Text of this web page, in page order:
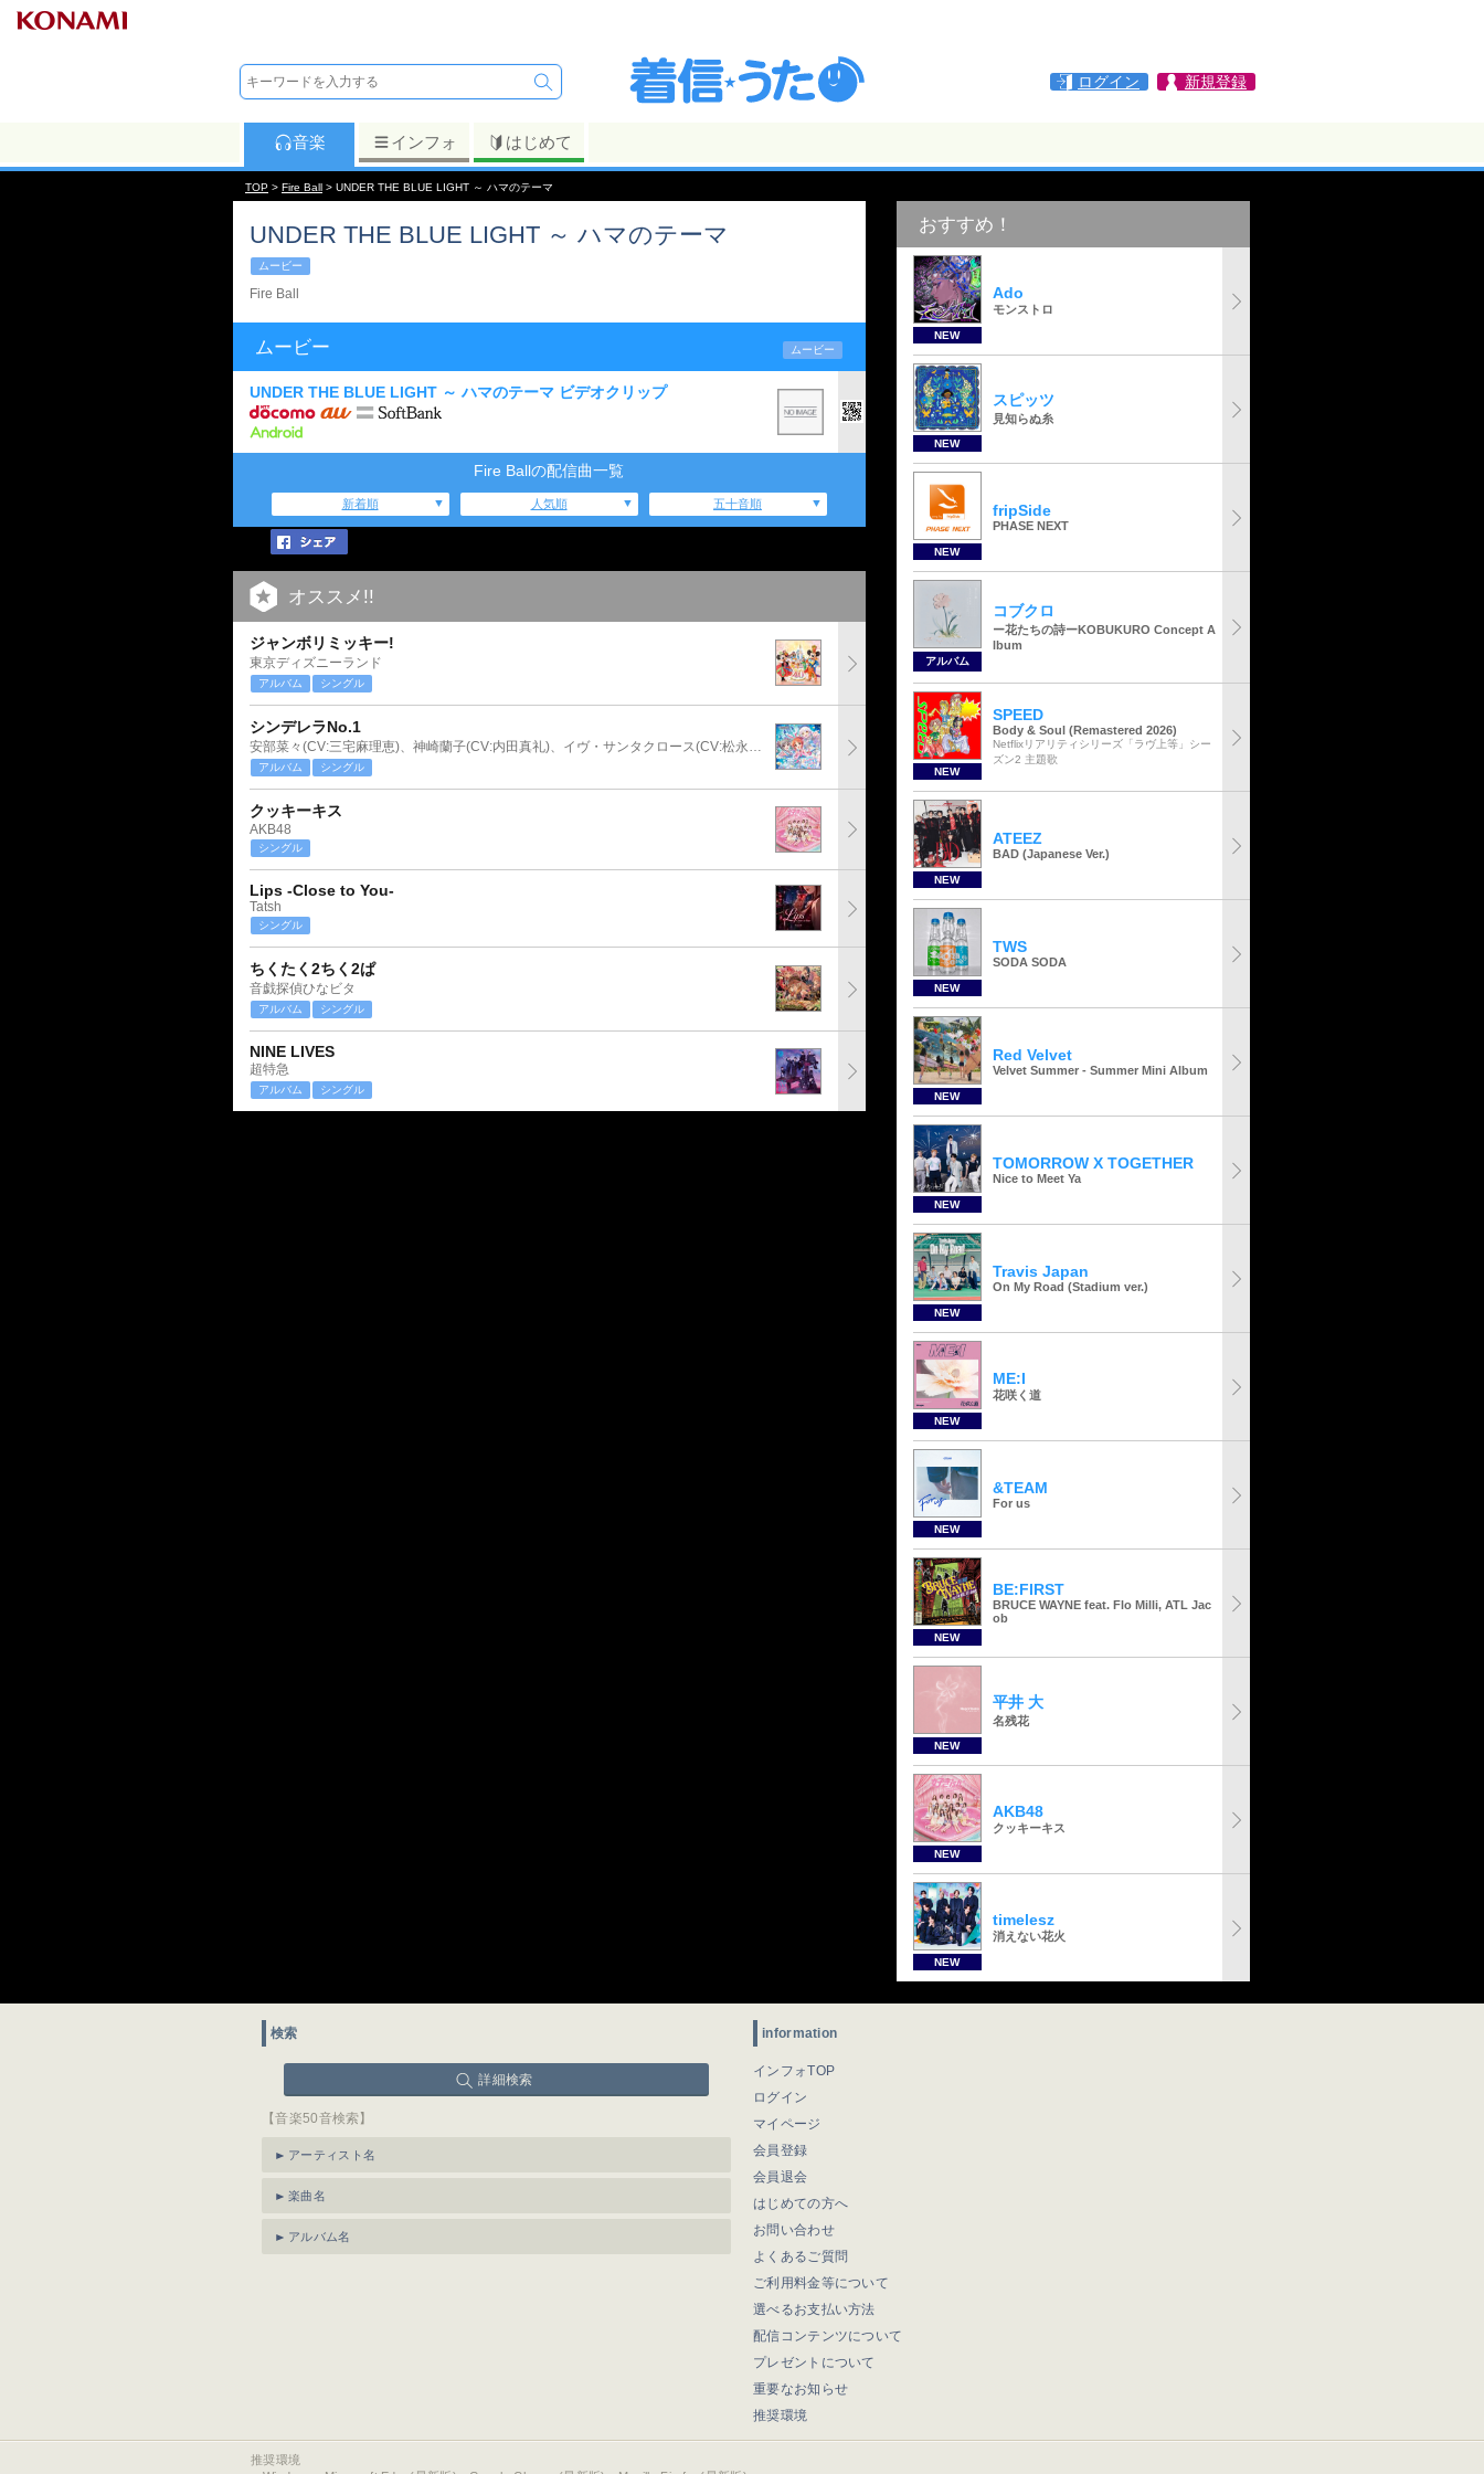
ログイン 新規登録
音楽 インフォ はじめて
TOP > Fire Ball > UNDER THE BLUE LIGHT ～ ハマのテーマ
UNDER THE BLUE LIGHT ～ ハマのテーマ
ムービー
Fire Ball
ムービー ムービー
UNDER THE BLUE LIGHT ～ ハマのテーマ ビデオクリップ
Fire Ballの配信曲一覧
新着順 人気順 五十音順
オススメ!!
ジャンボリミッキー!
東京ディズニーランド
アルバム シングル
シンデレラNo.1
安部菜々(CV:三宅麻理恵)、神崎蘭子(CV:内田真礼)、イヴ・サンタクロース(CV:松永あかね)
アルバム シングル
クッキーキス
AKB48
シングル
Lips -Close to You-
Tatsh
シングル
ちくたく2ちく2ぱ
音戯探偵ひなビタ
アルバム シングル
NINE LIVES
超特急
アルバム シングル
おすすめ！
NEW
Ado
モンストロ
NEW
スピッツ
見知らぬ糸
NEW
fripSide
PHASE NEXT
アルバム
コブクロ
ー花たちの詩ーKOBUKURO Concept A
lbum
NEW
SPEED
Body & Soul (Remastered 2026)
Netflixリアリティシリーズ「ラヴ上等」シー
ズン2 主題歌
NEW
ATEEZ
BAD (Japanese Ver.)
NEW
TWS
SODA SODA
NEW
Red Velvet
Velvet Summer - Summer Mini Album
NEW
TOMORROW X TOGETHER
Nice to Meet Ya
NEW
Travis Japan
On My Road (Stadium ver.)
NEW
ME:I
花咲く道
NEW
&TEAM
For us
NEW
BE:FIRST
BRUCE WAYNE feat. Flo Milli, ATL Jac
ob
NEW
平井 大
名残花
NEW
AKB48
クッキーキス
NEW
timelesz
消えない花火
検索
詳細検索
【音楽50音検索】
アーティスト名
楽曲名
アルバム名
information
インフォTOP
ログイン
マイページ
会員登録
会員退会
はじめての方へ
お問い合わせ
よくあるご質問
ご利用料金等について
選べるお支払い方法
配信コンテンツについて
プレゼントについて
重要なお知らせ
推奨環境
推奨環境